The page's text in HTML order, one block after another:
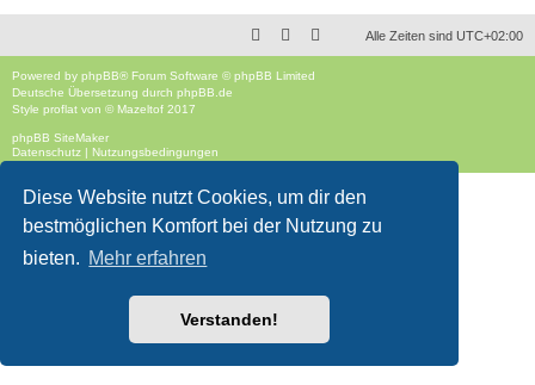
Diese Website nutzt Cookies, um dir den
bestmöglichen Komfort bei der Nutzung zu
bieten. Mehr erfahren
Verstanden!
Alle Zeiten sind UTC+02:00
Powered by phpBB® Forum Software © phpBB Limited
Deutsche Übersetzung durch phpBB.de
Style proflat von © Mazeltof 2017
phpBB SiteMaker
Datenschutz | Nutzungsbedingungen